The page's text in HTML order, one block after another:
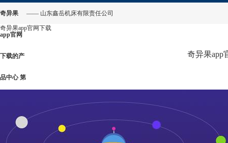
奇异果
app官网
下载的产
品中心 第
果app官
网下载
—— 山东鑫岳机床有限责任公司
奇异果app官网下载
奇异果app